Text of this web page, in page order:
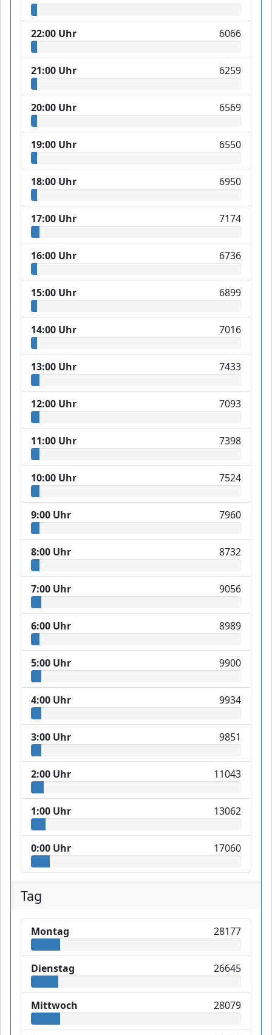
22:00 Uhr 6066
21:00 Uhr 6259
20:00 Uhr 6569
19:00 Uhr 6550
18:00 Uhr 6950
17:00 Uhr 7174
16:00 Uhr 6736
15:00 Uhr 6899
14:00 Uhr 7016
13:00 Uhr 7433
12:00 Uhr 7093
11:00 Uhr 7398
10:00 Uhr 7524
9:00 Uhr 7960
8:00 Uhr 8732
7:00 Uhr 9056
6:00 Uhr 8989
5:00 Uhr 9900
4:00 Uhr 9934
3:00 Uhr 9851
2:00 Uhr 11043
1:00 Uhr 13062
0:00 Uhr 17060
Tag
Montag 28177
Dienstag 26645
Mittwoch 28079